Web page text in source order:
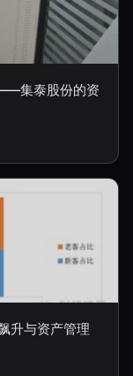
集泰股份的资
升与资产管理